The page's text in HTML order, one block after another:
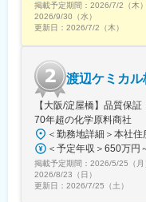
・当社の社員が転職
から、様々な福利厚
ベートも充実できる
変更の範囲：会社の
掲載予定期間： 2026/7/2（木）
2026/9/30（水）
更新日： 2026/7/2（木）
渡辺ケミカル
【大阪/淀屋橋】品質保
70年超の化学原料商社
掲載予定期間： 2026/5/25（月
2026/8/23（日）
更新日： 2026/7/25（土）